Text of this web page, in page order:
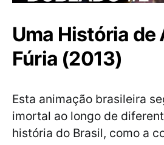
Uma História de
Fúria (2013)
Esta animação brasileira
imortal ao longo de
história do Brasil, como a